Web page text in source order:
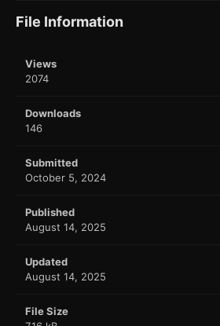
File Information
Views
2074
Downloads
146
Submitted
October 5, 2024
Published
August 14, 2025
Updated
August 14, 2025
File Size